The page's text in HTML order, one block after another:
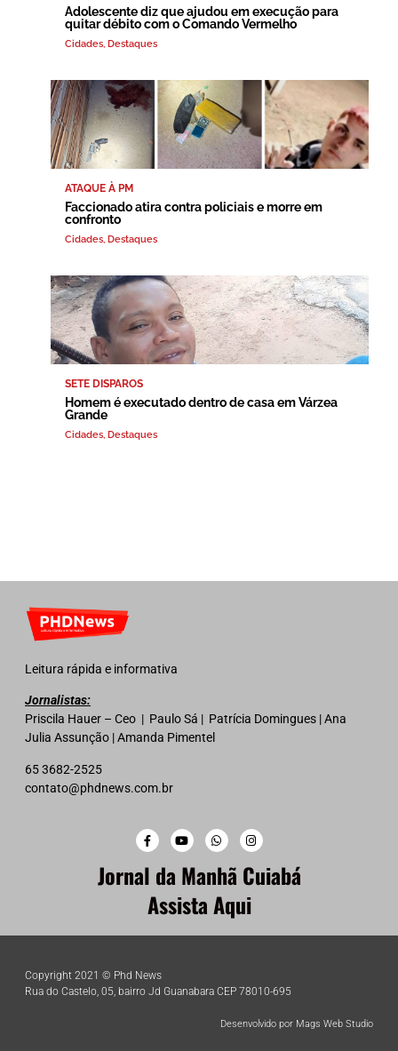
Adolescente diz que ajudou em execução para
quitar débito com o Comando Vermelho
Cidades Destaques
ATAQUE À PM
Faccionado atira contra policiais e morre em
confronto
Cidades Destaques
SETE DISPAROS
Homem é executado dentro de casa em Várzea
Grande
Cidades Destaques
Leitura rápida e informativa
Jornalistas:
Priscila Hauer – Ceo | Paulo Sá | Patrícia Domingues | Ana
Julia Assunção | Amanda Pimentel
65 3682-2525
contato@phdnews.com.br
Jornal da Manhã Cuiabá
Assista Aqui
Copyright 2021 © Phd News
Rua do Castelo, 05, bairro Jd Guanabara CEP 78010-695
Desenvolvido por Mags Web Studio